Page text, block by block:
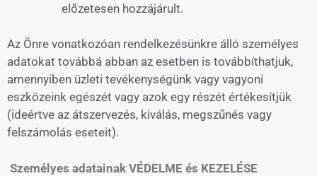
előzetesen hozzájárult.
Az Önre vonatkozóan rendelkezésünkre álló személyes
adatokat továbbá abban az esetben is továbbíthatjuk,
amennyiben üzleti tevékenységünk vagy vagyoni
eszközeink egészét vagy azok egy részét értékesítjük
(ideértve az átszervezés, kiválás, megszűnés vagy
felszámolás eseteit).
Személyes adatainak VÉDELME és KEZELÉSE